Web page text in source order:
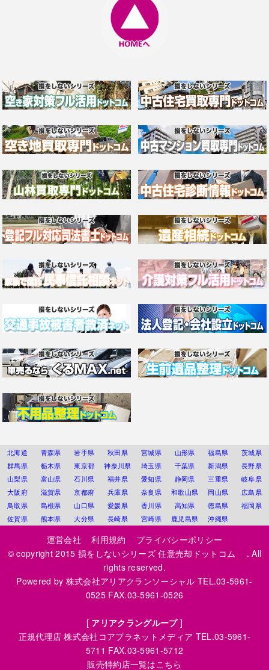
北海道 青森県 岩手県 秋田県 宮城県 山形県 福島県
茨城県
群馬県
栃木県 東京都 神奈川県 埼玉県 千葉県 新潟県
長野県
山梨県
富山県 石川県 福井県 愛知県 静岡県 三重県
岐阜県
大阪府
滋賀県 京都府 兵庫県 奈良県 和歌山県 岡山県
広島県
鳥取県
島根県 山口県 愛媛県 香川県 高知県 徳島県
福岡県
佐賀県
熊本県 大分県 長崎県 宮崎県 鹿児島県 沖縄県
運営会社 利用規約
プライバシーポリシー
© copyright 2015損をしないシリーズ 任意売却ドットコム
. All
rights reserved.
Powered by 株式会社アリアクランソーシャル TEL.03-5961-
0525 FAX.03-5961-0526
[ アリアクラングループ]
正規代理店株式会社コアプラネットメディア TEL.03-5961-
5711 FAX.03-5961-5712
販売特約店一覧はこちら